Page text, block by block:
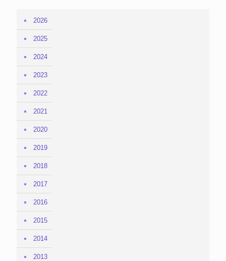
2026
2025
2024
2023
2022
2021
2020
2019
2018
2017
2016
2015
2014
2013